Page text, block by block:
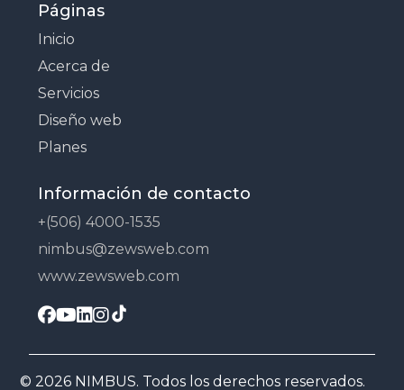
Páginas
Inicio
Acerca de
Servicios
Diseño web
Planes
Información de contacto
+(506) 4000-1535
nimbus@zewsweb.com
www.zewsweb.com
© 2026 NIMBUS. Todos los derechos reservados.